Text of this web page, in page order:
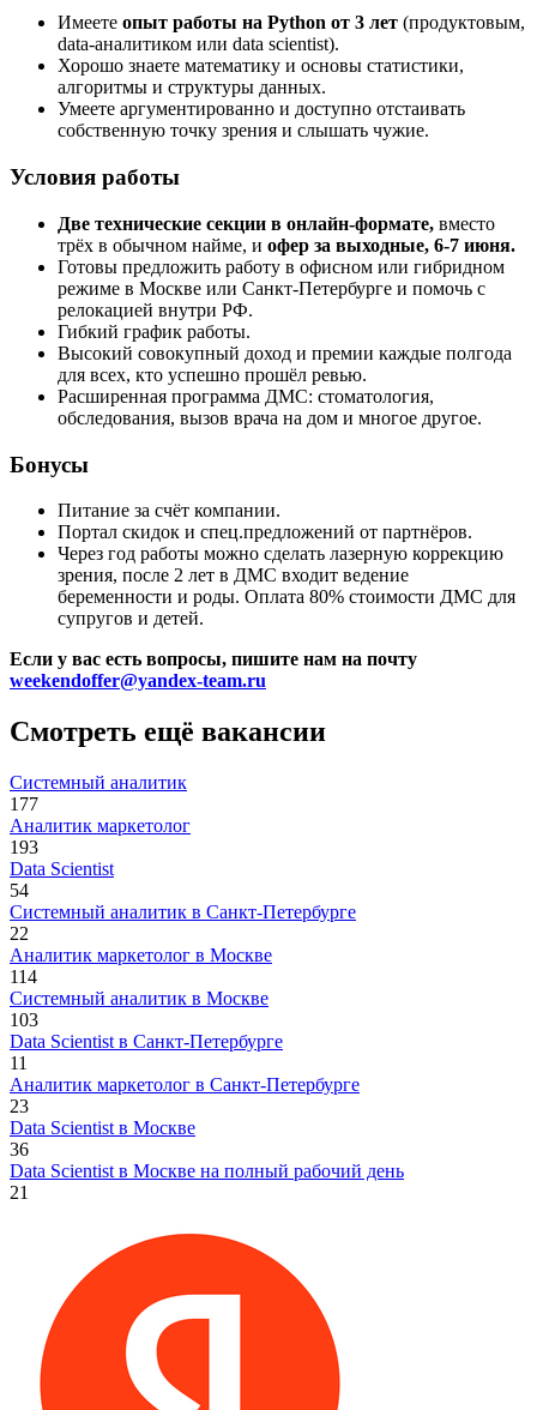
Имеете опыт работы на Python от 3 лет (продуктовым,
data-аналитиком или data scientist).
Хорошо знаете математику и основы статистики,
алгоритмы и структуры данных.
Умеете аргументированно и доступно отстаивать
собственную точку зрения и слышать чужие.
Условия работы
Две технические секции в онлайн-формате, вместо
трёх в обычном найме, и офер за выходные, 6-7 июня.
Готовы предложить работу в офисном или гибридном
режиме в Москве или Санкт-Петербурге и помочь с
релокацией внутри РФ.
Гибкий график работы.
Высокий совокупный доход и премии каждые полгода
для всех, кто успешно прошёл ревью.
Расширенная программа ДМС: стоматология,
обследования, вызов врача на дом и многое другое.
Бонусы
Питание за счёт компании.
Портал скидок и спец.предложений от партнёров.
Через год работы можно сделать лазерную коррекцию
зрения, после 2 лет в ДМС входит ведение
беременности и роды. Оплата 80% стоимости ДМС для
супругов и детей.
Если у вас есть вопросы, пишите нам на почту
weekendoffer@yandex-team.ru
Смотреть ещё вакансии
Системный аналитик
177
Аналитик маркетолог
193
Data Scientist
54
Системный аналитик в Санкт-Петербурге
22
Аналитик маркетолог в Москве
114
Системный аналитик в Москве
103
Data Scientist в Санкт-Петербурге
11
Аналитик маркетолог в Санкт-Петербурге
23
Data Scientist в Москве
36
Data Scientist в Москве на полный рабочий день
21